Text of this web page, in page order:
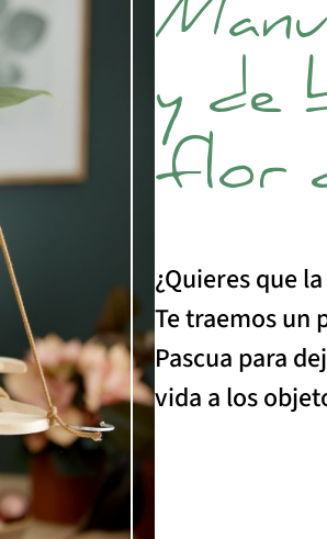
y de
flor
¿Quieres que
Te traemos un
Pascua para
vida a los